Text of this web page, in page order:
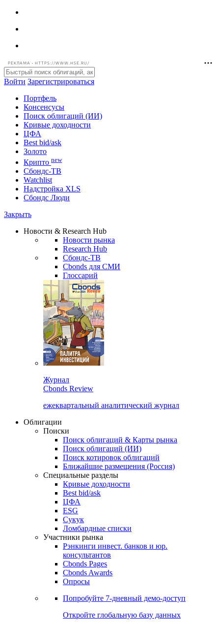
РЕКЛАМА • HTTPS://WWW.HSE.RU/
Войти Зарегистрироваться
Портфель
Консенсусы
Поиск облигаций (ИИ)
Кривые доходности
ЦФА
Best bid/ask
Золото
Крипто new
Watchlist
Сбондс Люди
Новости & Research Hub
Новости рынка
Research Hub
Сбондс-ТВ
Cbonds для СМИ
Глоссарий
Cbonds Review
ежеквартальный аналитический журнал
Облигации
Поиски
Поиск облигаций & Карты рынка
Поиск облигаций (ИИ)
Поиск котировок облигаций
Ближайшие размещения (Россия)
Специальные разделы
Кривые доходности
Best bid/ask
ЦФА
ESG
Сукук
Ломбардные списки
Участники рынка
Рэнкинги инвест. банков и юр.
Cbonds Pages
Опросы